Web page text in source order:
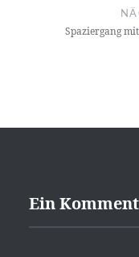
Spaziergang
Ein